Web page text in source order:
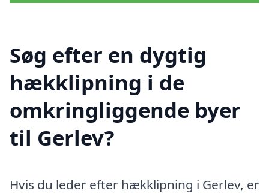
Søg efter en dygtig
hækklipning i de
omkringliggende byer
til Gerlev?
Hvis du leder efter hækklipning i Gerlev, er